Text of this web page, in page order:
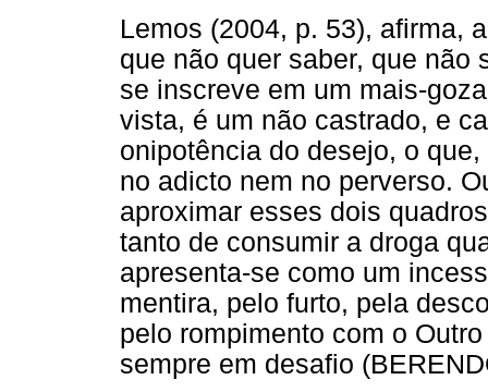
Lemos (2004, p. 53), afirma,
que não quer saber, que não
se inscreve em um mais-
vista, é um não castrado, e
onipotência do desejo, o
no adicto nem no perverso.
aproximar esses dois
tanto de consumir a droga
apresenta-se como um
mentira, pelo furto, pela
pelo rompimento com o
sempre em desafio